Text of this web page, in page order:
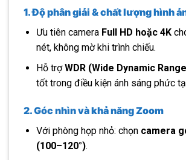
1. Độ phân giải & chất lượng hình
Ưu tiên camera Full HD hoặc 4K
nét, không mờ khi trình chiếu.
Hỗ trợWDR (Wide Dynamic
tốt trong điều kiện ánh sáng phức
2. Góc nhìn và khả năng Zoom
Với phòng họp nhỏ: chọn camera
(100–120°).